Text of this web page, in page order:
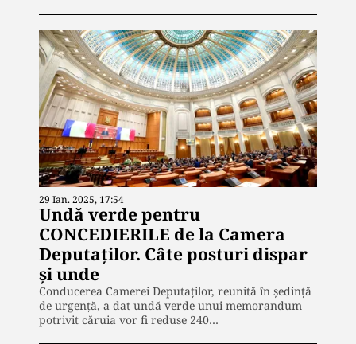
29 Ian. 2025, 17:54
Undă verde pentru
CONCEDIERILE de la Camera
Deputaților. Câte posturi dispar
și unde
Conducerea Camerei Deputaţilor, reunită în ședință
de urgență, a dat undă verde unui memorandum
potrivit căruia vor fi reduse 240…